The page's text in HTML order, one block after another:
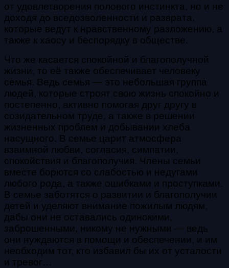
от удовлетворения полового инстинкта, но и не
доходя до вседозволенности и разврата,
которые ведут к нравственному разложению, а
также к хаосу и беспорядку в обществе.
Что же касается спокойной и благополучной
жизни, то её также обеспечивает человеку
семья. Ведь семья — это небольшая группа
людей, которые строят свою жизнь спокойно и
постепенно, активно помогая друг другу в
созидательном труде, а также в решении
жизненных проблем и добывании хлеба
насущного. В семье царит атмосфера
взаимной любви, согласия, симпатии,
спокойствия и благополучия. Члены семьи
вместе борются со слабостью и недугами
любого рода, а также ошибками и проступками.
В семье заботятся о развитии и благополучии
детей и уделяют внимание пожилым людям,
дабы они не оставались одинокими,
заброшенными, никому не нужными — ведь
они нуждаются в помощи и обеспечении, и им
необходим тот, кто избавил бы их от усталости
и тревог…